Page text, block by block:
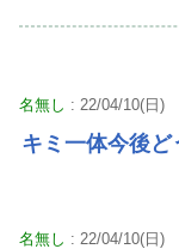
名無し : 22/04/10(日)
キミ一体今後
名無し : 22/04/10(日)